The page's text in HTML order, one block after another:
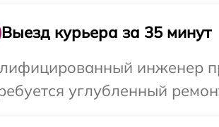
Выезд курьера за 35 минут
инженер
углубленный